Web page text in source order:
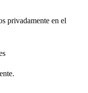
privadamente en el